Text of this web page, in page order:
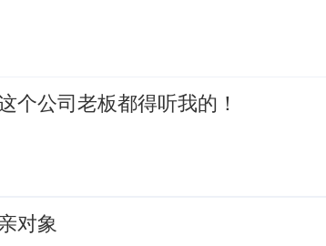
个公司老板都得听我的！
对象